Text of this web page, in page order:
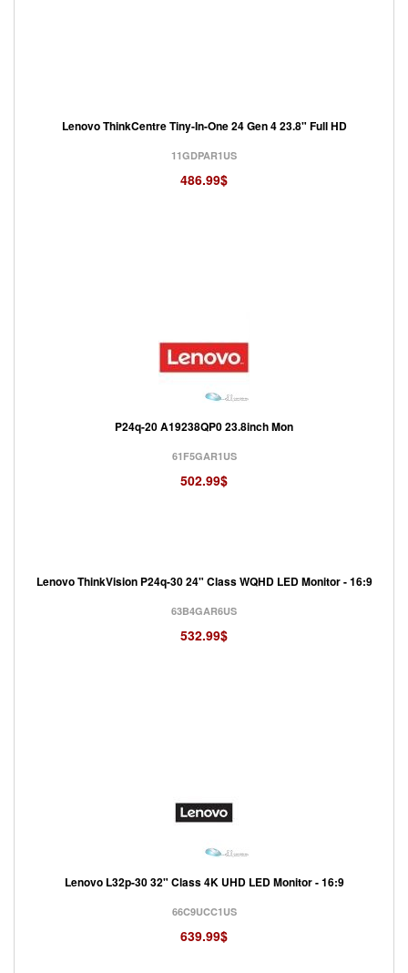
Lenovo ThinkCentre Tiny-In-One 24 Gen 4 23.8" Full HD
11GDPAR1US
486.99$
P24q-20 A19238QP0 23.8inch Mon
61F5GAR1US
502.99$
Lenovo ThinkVision P24q-30 24" Class WQHD LED Monitor - 16:9
63B4GAR6US
532.99$
Lenovo L32p-30 32" Class 4K UHD LED Monitor - 16:9
66C9UCC1US
639.99$